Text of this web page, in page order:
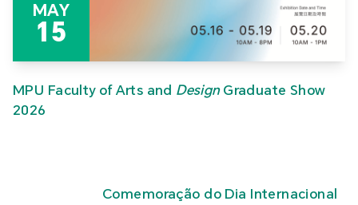
MAY
15
MPU Faculty of Arts and DesignGraduate Show
2026
Comemoração do Dia Internacional